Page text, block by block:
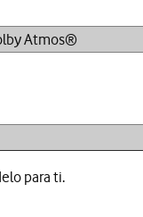
Atmos®
para ti.